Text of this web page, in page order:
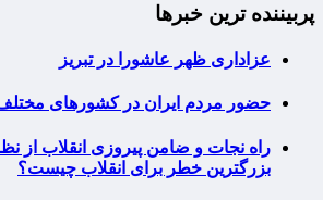
پربیننده ترین خبرها
عزاداری ظهر عاشورا در تبریز
حضور مردم ایران در کشورهای
راه نجات و ضامن پیروزی انقلاب از
بزرگترین خطر برای انقلاب چیست؟